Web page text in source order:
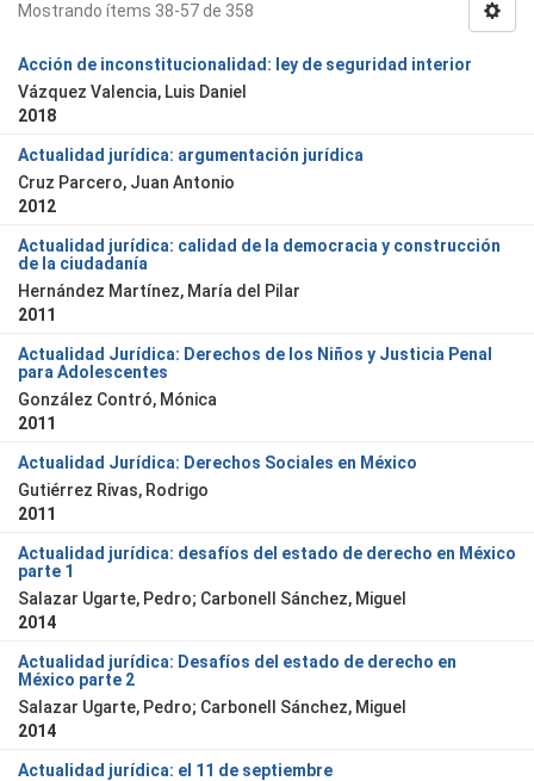
Mostrando ítems 38-57 de 358
Acción de inconstitucionalidad: ley de seguridad interior
Vázquez Valencia, Luis Daniel
2018
Actualidad jurídica: argumentación jurídica
Cruz Parcero, Juan Antonio
2012
Actualidad jurídica: calidad de la democracia y construcción
de la ciudadanía
Hernández Martínez, María del Pilar
2011
Actualidad Jurídica: Derechos de los Niños y Justicia Penal
para Adolescentes
González Contró, Mónica
2011
Actualidad Jurídica: Derechos Sociales en México
Gutiérrez Rivas, Rodrigo
2011
Actualidad jurídica: desafíos del estado de derecho en México
parte 1
Salazar Ugarte, Pedro; Carbonell Sánchez, Miguel
2014
Actualidad jurídica: Desafíos del estado de derecho en
México parte 2
Salazar Ugarte, Pedro; Carbonell Sánchez, Miguel
2014
Actualidad jurídica: el 11 de septiembre